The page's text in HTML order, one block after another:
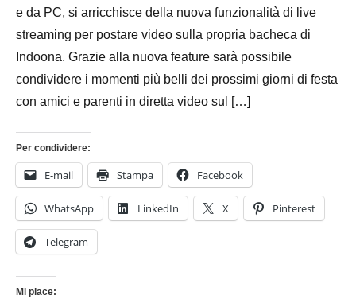
e da PC, si arricchisce della nuova funzionalità di live
streaming per postare video sulla propria bacheca di
Indoona. Grazie alla nuova feature sarà possibile
condividere i momenti più belli dei prossimi giorni di festa
con amici e parenti in diretta video sul […]
Per condividere:
E-mail Stampa Facebook
WhatsApp LinkedIn X Pinterest
Telegram
Mi piace: